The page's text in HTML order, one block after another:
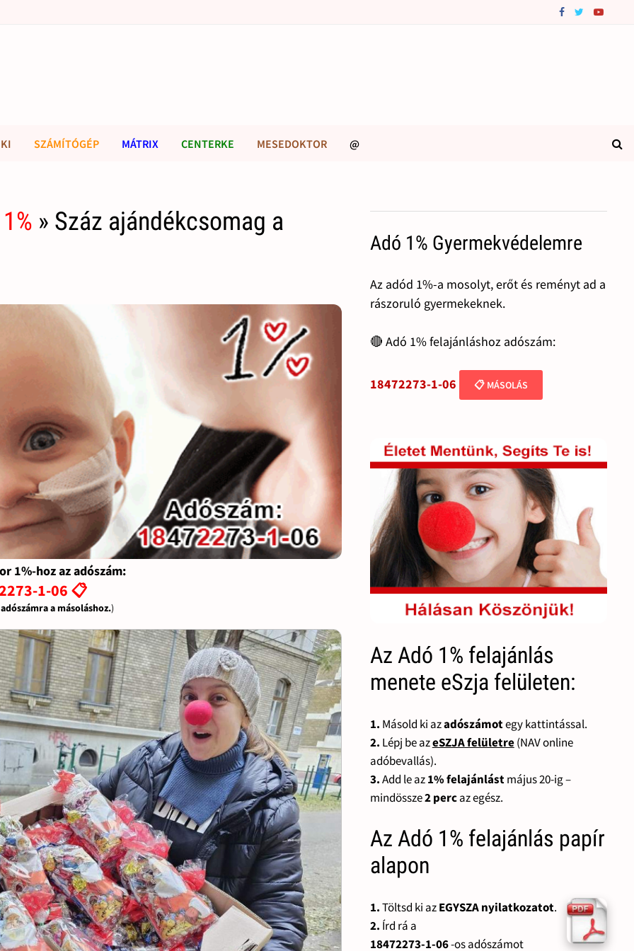
SZÁMÍTÓGÉP MÁTRIX CENTERKE MESEDOKTOR @
» Száz ajándékcsomag a
1%-hoz az adószám:
1-06 📋
a másoláshoz.)
Adó 1% Gyermekvédelemre
Az adód 1%-a mosolyt, erőt és reményt ad a
rászoruló gyermekeknek.
🔴 Adó 1% felajánláshoz adószám:
18472273-1-06 📋 MÁSOLÁS
Az Adó 1% felajánlás
menete eSzja felületen:
1. Másold ki azadószámotegy kattintással.
2. Lépj be azeSZJA felületre(NAV online
adóbevallás).
3.Add le az1% felajánlástmájus 20-ig –
mindössze2 percaz egész.
Az Adó 1% felajánlás papír
alapon
1.Töltsd ki azEGYSZA nyilatkozatot.
2. Írd rá a
18472273-1-06-os adószámot